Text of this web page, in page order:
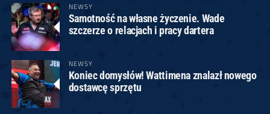
NEWSY
Samotność na własne życzenie. Wade
szczerze o relacjach i pracy dartera
NEWSY
Koniec domysłów! Wattimena znalazł nowego
dostawcę sprzętu